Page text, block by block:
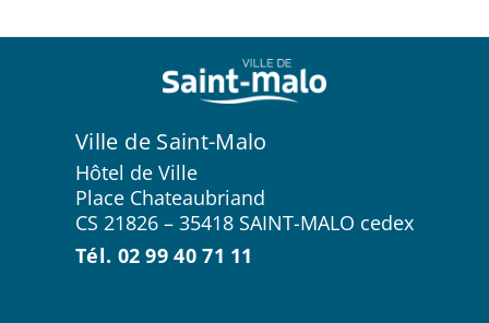
Ville de Saint-Malo
Hôtel de Ville
Place Chateaubriand
CS 21826 – 35418 SAINT-MALO cedex
Tél. 02 99 40 71 11